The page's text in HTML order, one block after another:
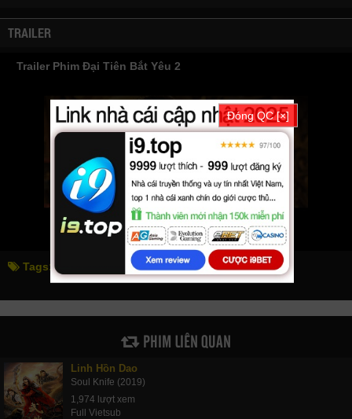
TRAILER
Trailer Phim Đại Tiên Bắt Yêu 2
Tags: đại tiên bắt yêu 2 the love of immortal
PHIM LIÊN QUAN
Linh Hồn Dao
Soul Knife (2019)
1,974 lượt xem
Full Vietsub
Đóng QC [×]